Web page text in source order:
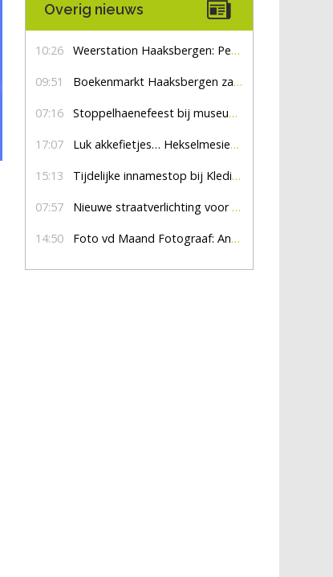
Overig nieuws
10:26 Weerstation Haaksbergen: Perioden met zon en droog
09:51 Boekenmarkt Haaksbergen zaterdag 8 augustus, marktplein Haaksbergen
07:16 Stoppelhaenefeest bij museum De Lebbenbrugge
17:07 Luk akkefietjes… HekselmesienHarry
15:13 Tijdelijke innamestop bij Kledingbank Stefania
07:57 Nieuwe straatverlichting voor De Veldmaat en De Pas
14:50 Foto vd Maand Fotograaf: Anna Jalving